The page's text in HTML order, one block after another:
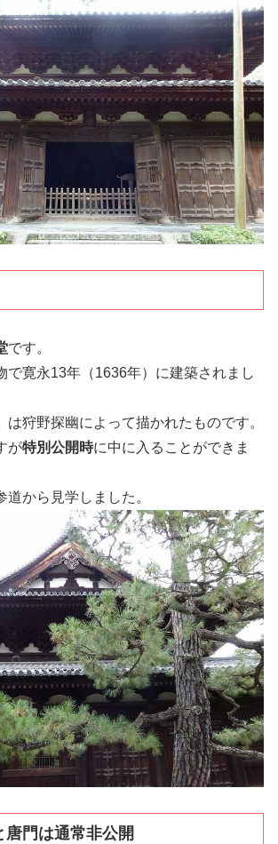
です。
で寛永13年（1636年）に建築されまし
は狩野探幽によって描かれたものです。
が特別公開時に中に入ることができま
から見学しました。
唐門は通常非公開